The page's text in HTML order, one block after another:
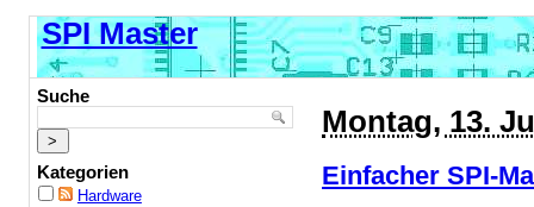
SPI Master
Suche
Kategorien
Hardware
Montag, 13.
Einfacher SPI-